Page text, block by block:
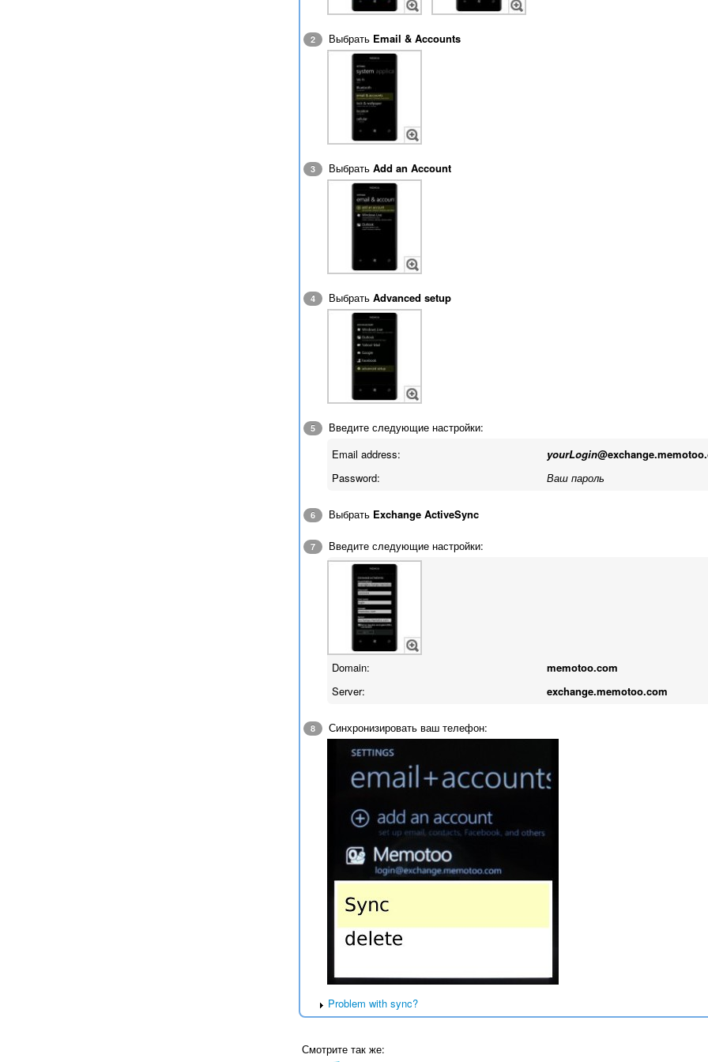
2 Выбрать Email & Accounts
3 Выбрать Add an Account
4 Выбрать Advanced setup
5
Введите следующие настройки:
Email address:
yourLogin
Password:
Ваш пароль
6 Выбрать Exchange ActiveSync
7 Введите следующие настройки:
Domain:
memotoo.com
Server:
exchange.memotoo.com
8 Синхронизировать ваш телефон:
Problem with sync?
Смотрите так же: